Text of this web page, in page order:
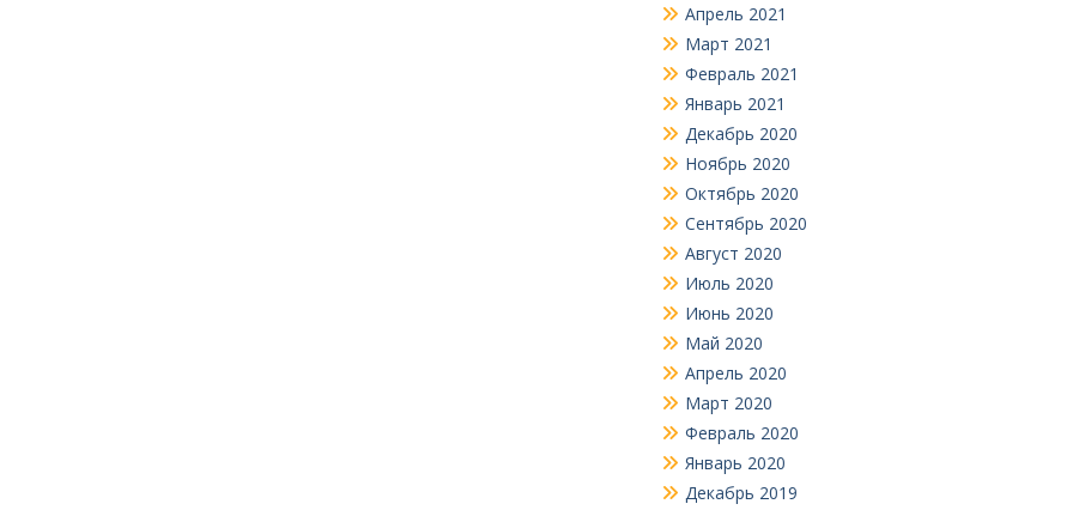
Апрель 2021
Март 2021
Февраль 2021
Январь 2021
Декабрь 2020
Ноябрь 2020
Октябрь 2020
Сентябрь 2020
Август 2020
Июль 2020
Июнь 2020
Май 2020
Апрель 2020
Март 2020
Февраль 2020
Январь 2020
Декабрь 2019